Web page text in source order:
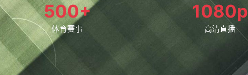
500+
体育赛事
1080p
高清直播